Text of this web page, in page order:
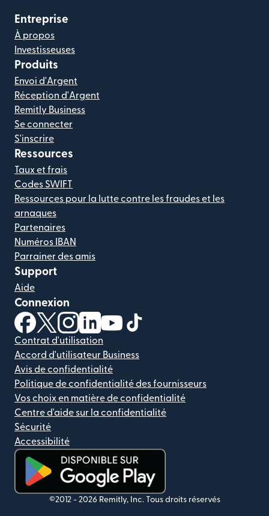
Entreprise
À propos
Investisseuses
Produits
Envoi d'Argent
Réception d'Argent
Remitly Business
Se connecter
S'inscrire
Ressources
Taux et frais
Codes SWIFT
Ressources pour la lutte contre les fraudes et les
arnaques
Partenaires
Numéros IBAN
Parrainer des amis
Support
Aide
Connexion
(s'ouvre dans une nouvelle fenêtre)
(s'ouvre dans une nouvelle fenêtre)
(s'ouvre dans une nouvelle fenêtre)
(s'ouvre dans une nouvelle fenêtre)
(s'ouvre dans une nouvelle
Contrat d'utilisation
Accord d'utilisateur Business
Avis de confidentialité
Politique de confidentialité des fournisseurs
Vos choix en matière de confidentialité
Centre d'aide sur la confidentialité
Sécurité
Accessibilité
(s'ouvre dans une nouvelle fenêtre)
©2012 - 2026 Remitly, Inc. Tous droits réservés